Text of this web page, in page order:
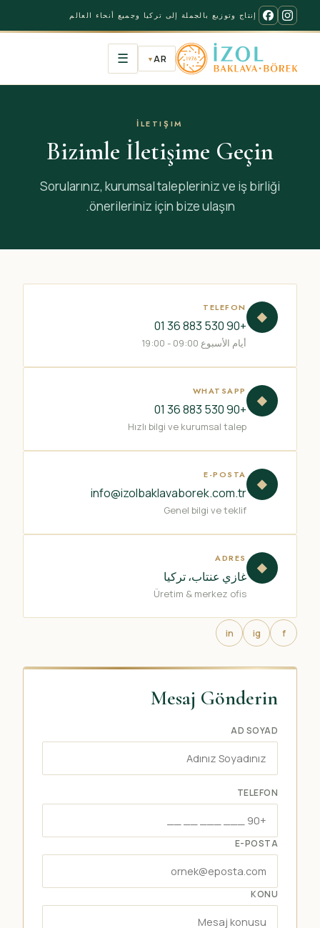
إنتاج وتوزيع بالجملة إلى تركيا وجميع أنحاء العالم
AR
▼
☰
İLETIŞIM
Bizimle İletişime Geçin
Sorularınız, kurumsal talepleriniz ve iş birliği
önerileriniz için bize ulaşın.
◆
TELEFON
+90 530 883 36 01
أيام الأسبوع 09:00 - 19:00
◆
WHATSAPP
+90 530 883 36 01
Hızlı bilgi ve kurumsal talep
◆
E-POSTA
info@izolbaklavaborek.com.tr
Genel bilgi ve teklif
◆
ADRES
غازي عنتاب، تركيا
Üretim & merkez ofis
f
ig
in
Mesaj Gönderin
AD SOYAD
TELEFON
E-POSTA
KONU